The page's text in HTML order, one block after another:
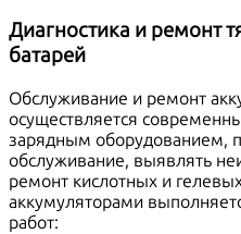
Диагностика и ремонт
батарей
Обслуживание и ремонт
осуществляется
зарядным оборудованием,
обслуживание, выявлять
ремонт кислотных и
аккумуляторами
работ: